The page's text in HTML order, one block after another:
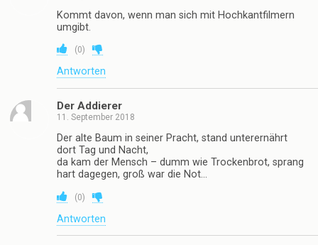
Kommt davon, wenn man sich mit Hochkantfilmern
umgibt.
(0)
Antworten
Der Addierer
11. September 2018
Der alte Baum in seiner Pracht, stand unterernährt
dort Tag und Nacht,
da kam der Mensch – dumm wie Trockenbrot, sprang
hart dagegen, groß war die Not…
(0)
Antworten